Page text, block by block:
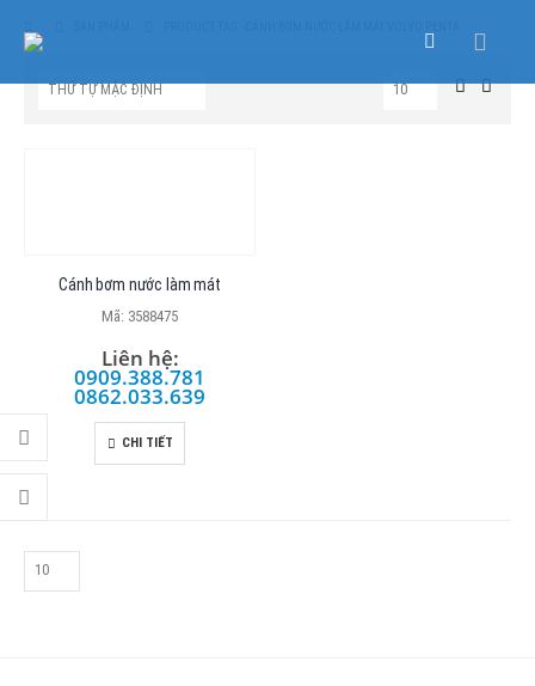
Cánh bơm nước làm mát
Mã: 3588475
Liên hệ:
0909.388.781
0862.033.639
CHI TIẾT